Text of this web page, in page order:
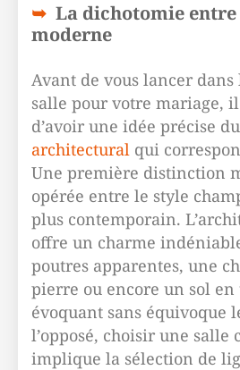
La dichotomie
moderne
Avant de vous lancer dans
salle pour votre mariage,
d’avoir une idée précise du
architectural qui
Une première distinction
opérée entre le style
plus contemporain.
offre un charme
poutres apparentes, une
pierre ou encore un sol en
évoquant sans équivoque
l’opposé, choisir une salle
implique la sélection de